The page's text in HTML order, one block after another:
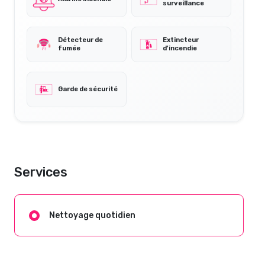
surveillance
Détecteur de
fumée
Extincteur
d'incendie
Garde de sécurité
Services
Nettoyage quotidien